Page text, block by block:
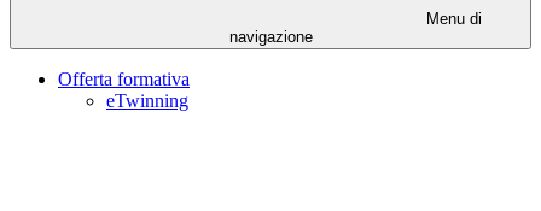
Menu di
navigazione
Offerta formativa
eTwinning